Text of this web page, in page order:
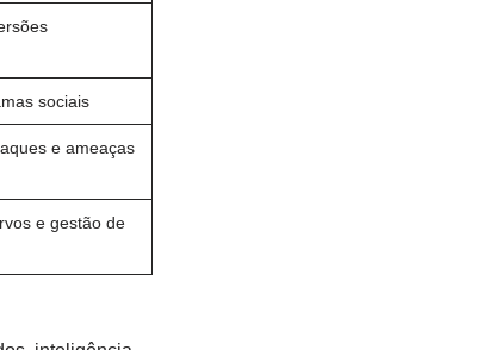
sociais
e ameaças
e gestão de